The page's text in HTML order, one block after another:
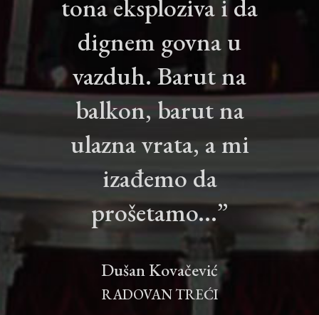
tona eksploziva i da
dignem govna u
vazduh. Barut na
balkon, barut na
ulazna vrata, a mi
izađemo da
prošetamo...”
Dušan Kovačević
RADOVAN TREĆI